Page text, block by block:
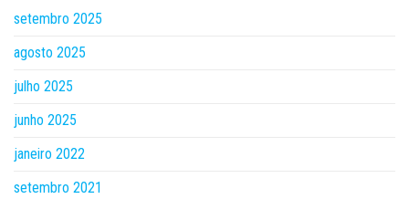
setembro 2025
agosto 2025
julho 2025
junho 2025
janeiro 2022
setembro 2021